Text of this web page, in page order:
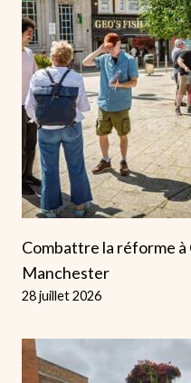
Combattre la réforme à
Manchester
28 juillet 2026